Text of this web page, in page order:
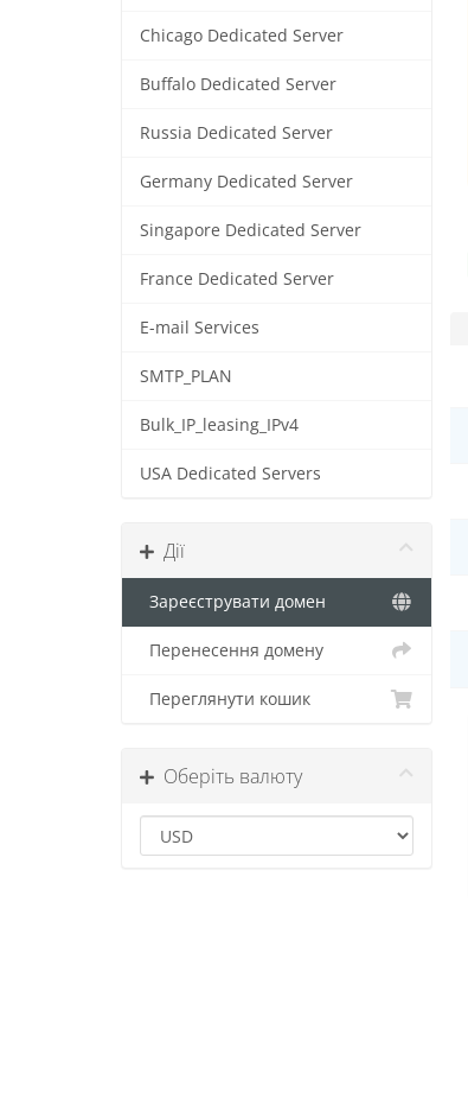
Chicago Dedicated Server
Buffalo Dedicated Server
Russia Dedicated Server
Germany Dedicated Server
Singapore Dedicated Server
France Dedicated Server
E-mail Services
SMTP_PLAN
Bulk_IP_leasing_IPv4
USA Dedicated Servers
Дії
Зареєструвати домен
Перенесення домену
Переглянути кошик
Оберіть валюту